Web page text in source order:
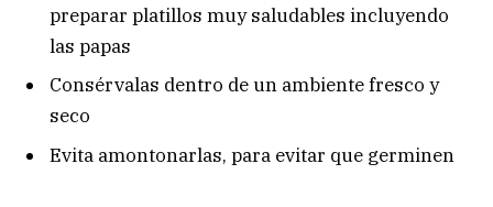
preparar platillos muy saludables incluyendo
las papas
Consérvalas dentro de un ambiente fresco y
seco
Evita amontonarlas, para evitar que germinen